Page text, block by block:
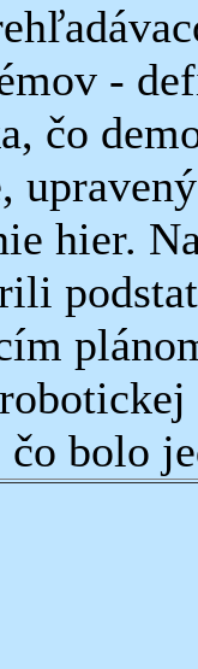
-
čo
hier.
čo bolo